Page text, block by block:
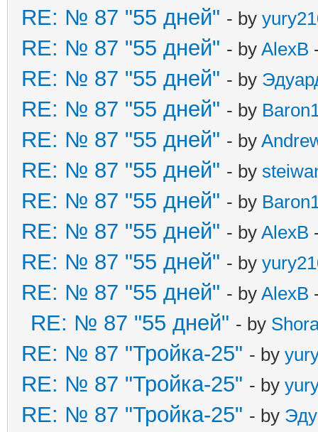
RE: № 87 "55 дней" - by
RE: № 87 "55 дней" - by AlexB
RE: № 87 "55 дней" - by
RE: № 87 "55 дней" - by
RE: № 87 "55 дней" - by
RE: № 87 "55 дней" - by
RE: № 87 "55 дней" - by
RE: № 87 "55 дней" - by AlexB
RE: № 87 "55 дней" - by
RE: № 87 "55 дней" - by AlexB
RE: № 87 "55 дней" - by
RE: № 87 "Тройка-25" - by
RE: № 87 "Тройка-25" - by
RE: № 87 "Тройка-25" - by